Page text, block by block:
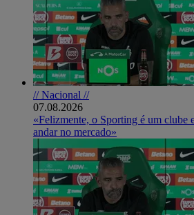
// Nacional //
07.08.2026
«Felizmente, o Sporting é um clube
andar no mercado»